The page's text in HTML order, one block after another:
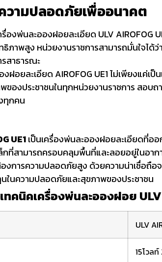
วามปลอดภัยเพื่ออนาคต
รื่องพ่นละอองฝอยละเอียด ULV
ธิภาพสูง หน่วยงานราชการสามารถมั่นใจไ
สาธารณะ
ฝอยละเอียด AIROFOG UE1 ไม่เพียงแค่
ของประชาชนในทุกหน่วยงานราชการ สอบ
ทุกคน
UE1เป็นเครื่องพ่นละอองฝอยละเอียดที่อ
กที่สามารถครอบคลุมพื้นที่และลอยอยู่ในอาก
งการความปลอดภัยสูง ด้วยความน่าเชื่อถือ
นในความปลอดภัยและสุขภาพของประชาชน
คนิคเครื่องพ่นละอองฝอย ULV
ULV
15โวล